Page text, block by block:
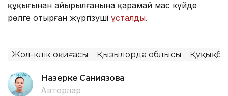
құқығынан айырылғанына қарамай мас күйде
рөлге отырған жүргізуші ұсталды.
Жол-көлік оқиғасы Қызылорда облысы
Назерке Саниязова
Авторлар